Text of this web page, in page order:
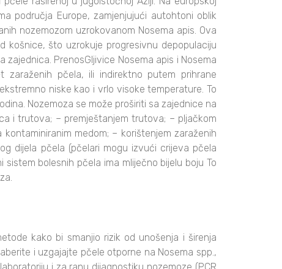
područja Europe, zamjenjujući autohtoni oblik
nozemozom uzrokovanom Nosema apis. Ova
košnice, što uzrokuje progresivnu depopulaciju
PrenosGljivice Nosema apis i Nosema
pčela, ili indirektno putem prihrane
niske kao i vrlo visoke temperature. To
Nozemoza se može proširiti sa zajednice na
i trutova; – premještanjem trutova; – pljačkom
medom; – korištenjem zaraženih
dijela pčela (pčelari mogu izvući crijeva pčela
bolesnih pčela ima mliječno bijelu boju To
kako bi smanjio rizik od unošenja i širenja
i uzgajajte pčele otporne na Nosema spp.,